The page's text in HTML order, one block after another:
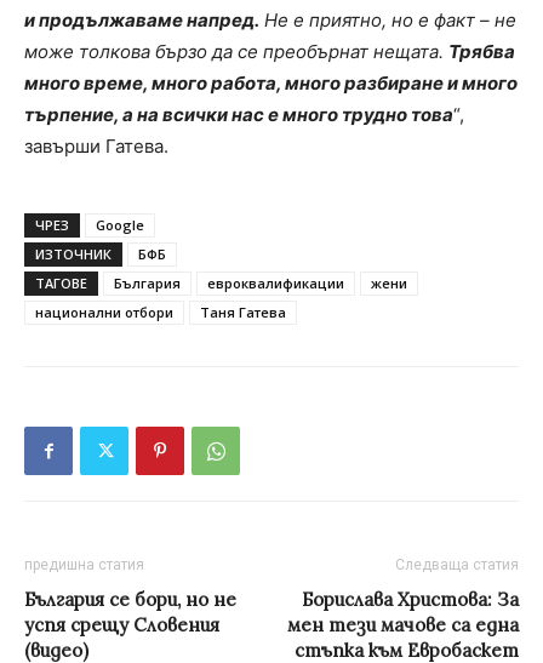
и продължаваме напред. Не е приятно, но е факт – не
може толкова бързо да се преобърнат нещата. Трябва
много време, много работа, много разбиране и много
търпение, а на всички нас е много трудно това“,
завърши Гатева.
ЧРЕЗ
Google
ИЗТОЧНИК
БФБ
ТАГОВЕ
България евроквалификации
жени
национални отбори
Таня Гатева
предишна статия
България се бори, но не
успя срещу Словения
(видео)
Следваща статия
Борислава Христова: За
мен тези мачове са една
стъпка към Евробаскет